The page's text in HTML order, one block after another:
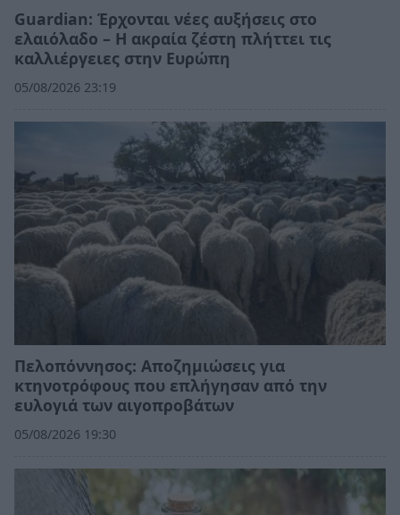
Guardian: Έρχονται νέες αυξήσεις στο
ελαιόλαδο – Η ακραία ζέστη πλήττει τις
καλλιέργειες στην Ευρώπη
05/08/2026 23:19
Πελοπόννησος: Αποζημιώσεις για
κτηνοτρόφους που επλήγησαν από την
ευλογιά των αιγοπροβάτων
05/08/2026 19:30